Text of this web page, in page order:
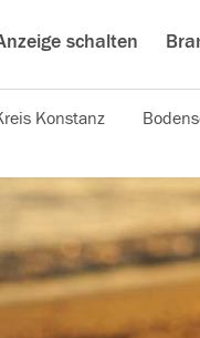
schalten
Konstanz